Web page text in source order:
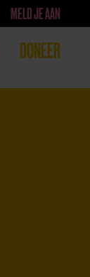
MELD JE AAN
DONEER